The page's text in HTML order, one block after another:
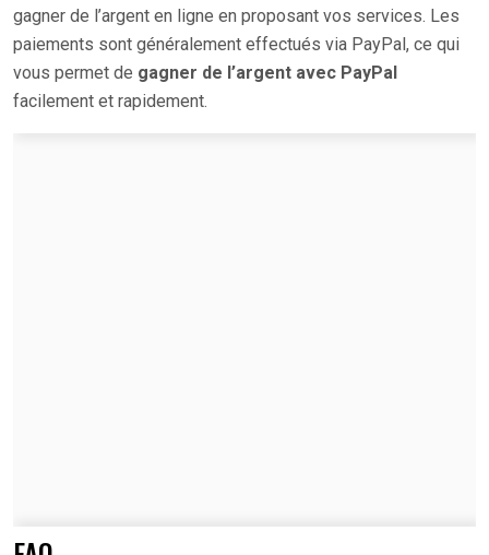
gagner de l’argent en ligne en proposant vos services. Les
paiements sont généralement effectués via PayPal, ce qui
vous permet de gagner de l’argent avec PayPal
facilement et rapidement.